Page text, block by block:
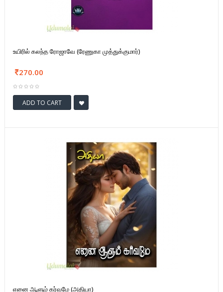
உயிரில் கலந்த ரோஜாவே (ரேணுகா முத்துக்குமார்)
270.00
ADD TO CART
எனை ஆளும் கர்வமே (அதியா)